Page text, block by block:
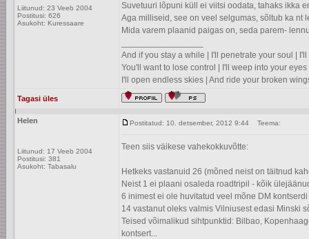
Liitunud: 23 Veeb 2004
Postitusi: 626
Asukoht: Kuressaare
Suvetuuri lõpuni küll ei viitsi oodata, tahaks ikka
Aga milliseid, see on veel selgumas, sõltub ka nt
Mida varem plaanid paigas on, seda parem-
And if you stay a while | I'll penetrate your soul |
You'll want to lose control | I'll weep into your
I'll open endless skies | And ride your broken
Tagasi üles
Helen
Liitunud: 17 Veeb 2004
Postitusi: 381
Asukoht: Tabasalu
Postitatud: 10. detsember, 2012 9:44 Teema:
Teen siis väikese vahekokkuvõtte:
Hetkeks vastanuid 26 (mõned neist on täitnud
Neist 1 ei plaani osaleda roadtripil - kõik
6 inimest ei ole huvitatud veel mõne DM
14 vastanut oleks valmis Vilniusest edasi Minski
Teised võimalikud sihtpunktid: Bilbao,
kontsert...